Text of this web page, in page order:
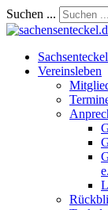
Suchen ...
Vereinsleben